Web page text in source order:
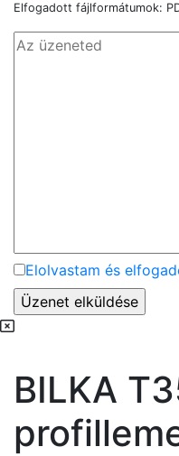
Elfogadott fájlformátumok:
Elolvastam és
BILKA